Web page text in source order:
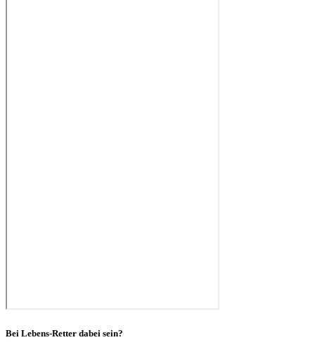
Bei Lebens-Retter dabei sein?